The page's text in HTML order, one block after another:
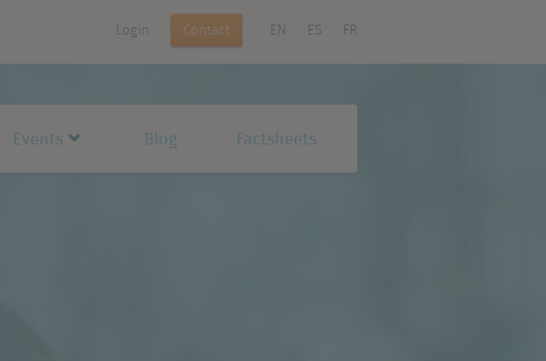
Login Contact EN ES FR
Events Blog Factsheets